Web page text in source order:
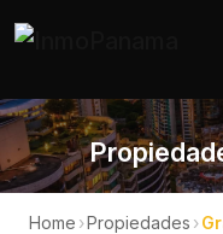
Home ›Propiedades ›